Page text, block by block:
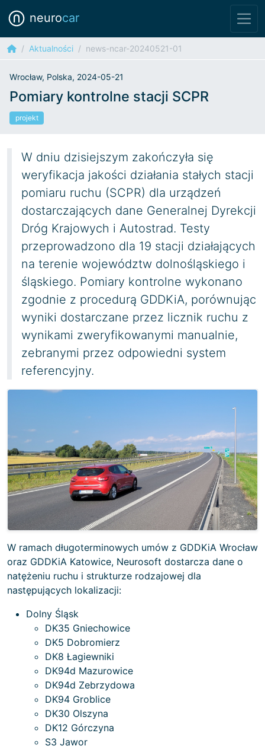
neurocar
Aktualności news-ncar-20240521-01
Wrocław, Polska, 2024-05-21
Pomiary kontrolne stacji SCPR
projekt
W dniu dzisiejszym zakończyła się
weryfikacja jakości działania stałych stacji
pomiaru ruchu (SCPR) dla urządzeń
dostarczających dane Generalnej Dyrekcji
Dróg Krajowych i Autostrad. Testy
przeprowadzono dla 19 stacji działających
na terenie województw dolnośląskiego i
śląskiego. Pomiary kontrolne wykonano
zgodnie z procedurą GDDKiA, porównując
wyniki dostarczane przez licznik ruchu z
wynikami zweryfikowanymi manualnie,
zebranymi przez odpowiedni system
referencyjny.
W ramach długoterminowych umów z GDDKiA Wrocław
oraz GDDKiA Katowice, Neurosoft dostarcza dane o
natężeniu ruchu i strukturze rodzajowej dla
następujących lokalizacji:
Dolny Śląsk
DK35 Gniechowice
DK5 Dobromierz
DK8 Łagiewniki
DK94d Mazurowice
DK94d Zebrzydowa
DK94 Groblice
DK30 Olszyna
DK12 Górczyna
S3 Jawor